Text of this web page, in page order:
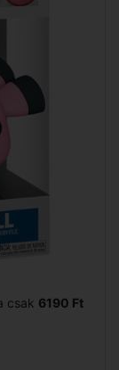
csak 6190 Ft